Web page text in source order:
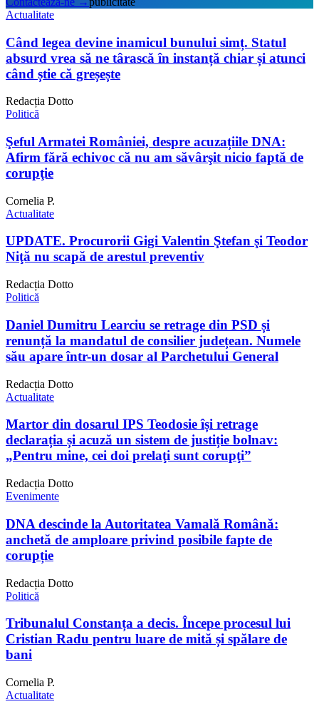
Actualitate
Când legea devine inamicul bunului simț. Statul
absurd vrea să ne târască în instanță chiar și atunci
când știe că greșește
Redacția Dotto
Politică
Şeful Armatei României, despre acuzațiile DNA:
Afirm fără echivoc că nu am săvârşit nicio faptă de
corupţie
Cornelia P.
Actualitate
UPDATE. Procurorii Gigi Valentin Ştefan şi Teodor
Niţă nu scapă de arestul preventiv
Redacția Dotto
Politică
Daniel Dumitru Learciu se retrage din PSD și
renunță la mandatul de consilier județean. Numele
său apare într-un dosar al Parchetului General
Redacția Dotto
Actualitate
Martor din dosarul IPS Teodosie își retrage
declarația și acuză un sistem de justiție bolnav:
„Pentru mine, cei doi prelaţi sunt corupţi”
Redacția Dotto
Evenimente
DNA descinde la Autoritatea Vamală Română:
anchetă de amploare privind posibile fapte de
corupție
Redacția Dotto
Politică
Tribunalul Constanța a decis. Începe procesul lui
Cristian Radu pentru luare de mită și spălare de
bani
Cornelia P.
Actualitate